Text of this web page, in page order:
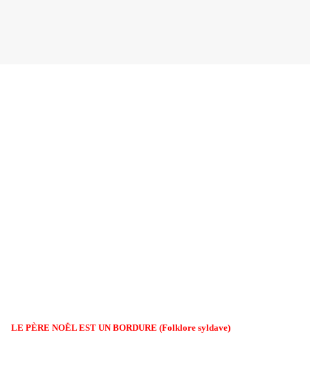
LE PÈRE NOËL EST UN BORDURE (Folklore syldave)